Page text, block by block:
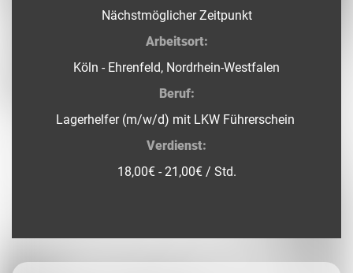
Nächstmöglicher Zeitpunkt
Arbeitsort:
Köln - Ehrenfeld, Nordrhein-Westfalen
Beruf:
Lagerhelfer (m/w/d) mit LKW Führerschein
Verdienst:
18,00€ - 21,00€ / Std.